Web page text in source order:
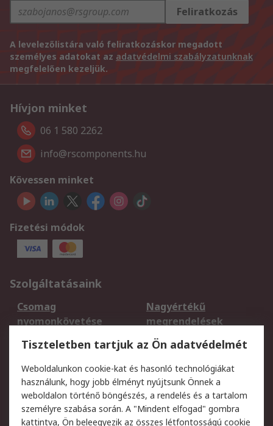
Feliratkozás
A levelezőlistára való feliratkozáskor megadott
személyes adatokat az adatvédelmi szabályzatunknak
megfelelően kezeljük.
Hívjon minket
06 1 580 2262
info@rscomponents.hu
Kövessen minket
Fizetési módok
Szolgáltatásaink
Csomag
nyomonkövetése
Nagyértékű
megrendelések
Regisztráció
Szállítás
Termékvisszaküldés
Szolgáltatások
Jogi
Tiszteletben tartjuk az Ön adatvédelmét
Weboldalunkon cookie-kat és hasonló technológiákat
használunk, hogy jobb élményt nyújtsunk Önnek a
weboldalon történő böngészés, a rendelés és a tartalom
személyre szabása során. A "Mindent elfogad" gombra
kattintva, Ön beleegyezik az összes létfontosságú cookie